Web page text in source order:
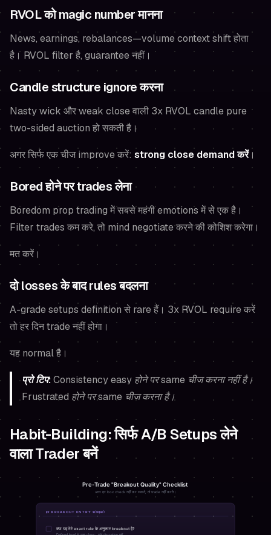
RVOL को magic number मानना
News, earnings, rebalances—volume context shift होता
है। RVOL filter है, guarantee नहीं।
Candle structure ignore करना
Nasty wick और weak close वाली 3x RVOL candle pure
two-sided auction हो सकती है।
अगर सिर्फ एक चीज improve करें: strong close demand करें।
Bored होने पर trades लेना
Boredom prop trading में सबसे महंगी emotions में से एक है।
Filter trades कम करे, तो mind negotiate करने की कोशिश करेगा।
मत करें।
दो losses के बाद rules बदलना
A-grade setups definition से rare हैं। 3x RVOL require करें
तो हर दिन trade नहीं होगा।
यह normal है।
प्रो टिप:Consistency easy होने पर same चीज करना नहीं है।
Frustrated होने पर same चीज करना है।
Habit-Building: सिर्फ A/B Setups लेने
वाला Trader बनें